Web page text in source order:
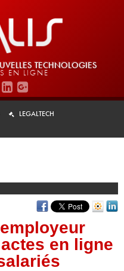
TECHNOLOGIES
EN LIGNE
LEGALTECH
en ligne